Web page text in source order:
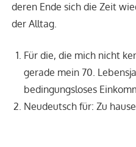
deren Ende sich die Zeit
der Alltag.
Für die, die mich nicht
gerade mein 70.
bedingungsloses
Neudeutsch für: Zu